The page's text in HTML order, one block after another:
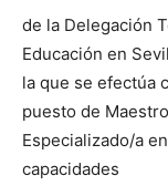
de la Delegación
Educación en
la que se efectúa
puesto de
Especializado/a
capacidades